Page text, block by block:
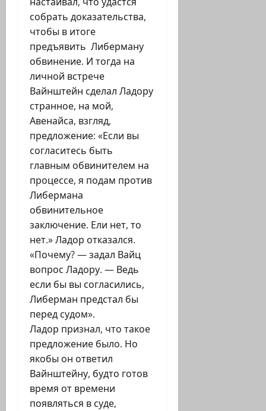
собрать доказательства,
чтобы в итоге
предъявить Либерману
обвинение. И тогда на
личной встрече
Вайнштейн сделал Ладору
странное, на мой,
Авенайса, взгляд,
предложение: «Если вы
согласитесь быть
главным обвинителем на
процессе, я подам против
Либермана
обвинительное
заключение. Ели нет, то
нет.» Ладор отказался.
«Почему? — задал Вайц
вопрос Ладору. — Ведь
если бы вы согласились,
Либерман предстал бы
перед судом».
Ладор признал, что такое
предложение было. Но
якобы он ответил
Вайнштейну, будто готов
время от времени
появляться в суде,